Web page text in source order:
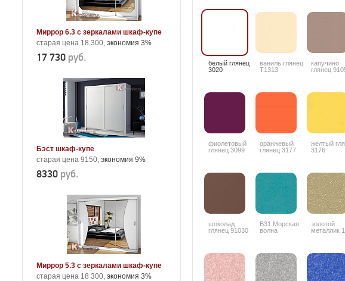
Миррор 6.3 с зеркалами шкаф-купе
старая цена 18 300, экономия 3%
17 730 руб.
Бэст шкаф-купе
старая цена 9150, экономия 9%
8330 руб.
Миррор 5.3 с зеркалами шкаф-купе
старая цена 18 300, экономия 3%
белый глянец
3020
ваниль глянец
T1313
капучино
глянец
фиолетовый
глянец 3099
оранжевый
глянец 3177
желтый
3176
шоколад
глянец 91030
В31 Морская
волна
золотой
металлик